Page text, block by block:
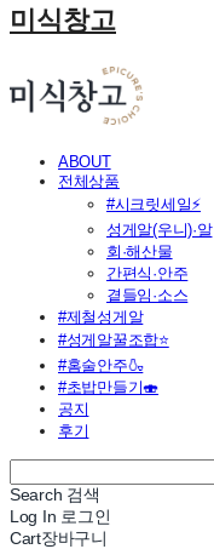
미식창고
ABOUT
전체상품
#시크릿세일⚡
성게알(우니)·알
회·해산물
간편식·안주
곁들임·소스
#제철성게알
#성게알꿀조합⭐
#홈술안주🍶
#초밥만들기🍣
공지
후기
Search 검색
Log In 로그인
Cart장바구니